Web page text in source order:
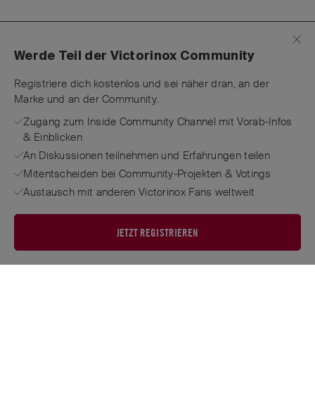
Werde Teil der Victorinox Community
Registriere dich kostenlos und sei näher dran, an der
Marke und an der Community.
Zugang zum Inside Community Channel mit Vorab-Infos
& Einblicken
An Diskussionen teilnehmen und Erfahrungen teilen
Mitentscheiden bei Community-Projekten & Votings
Austausch mit anderen Victorinox Fans weltweit
JETZT REGISTRIEREN